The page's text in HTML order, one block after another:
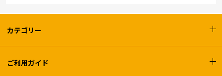
カテゴリー
ご利用ガイド